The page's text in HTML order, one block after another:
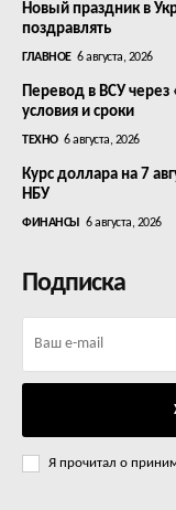
Новый праздник в
поздравлять
ГЛАВНОЕ 6 августа, 2026
Перевод в ВСУ через
условия и сроки
ТЕХНО 6 августа, 2026
Курс доллара на 7
НБУ
ФИНАНСЫ 6 августа, 2026
Подписка
Я прочитал о